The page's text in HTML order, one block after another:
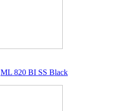
ML 820 BI SS Black